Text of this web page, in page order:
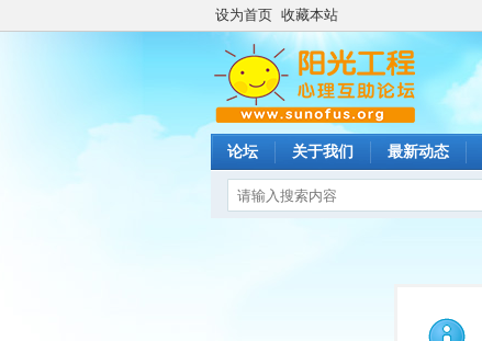
设为首页 收藏本站
论坛 关于我们 最新动态